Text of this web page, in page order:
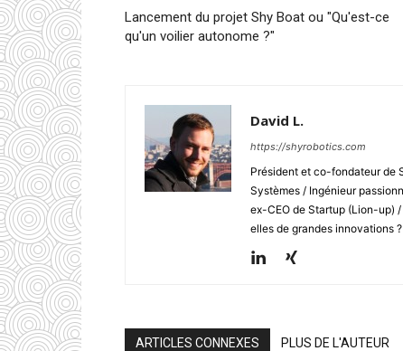
Lancement du projet Shy Boat ou "Qu'est-ce
qu'un voilier autonome ?"
David L.
https://shyrobotics.com
Président et co-fondateur de
Systèmes / Ingénieur
ex-CEO de Startup (Lion-up)
elles de grandes innovations ?
ARTICLES CONNEXES PLUS DE L'AUTEUR